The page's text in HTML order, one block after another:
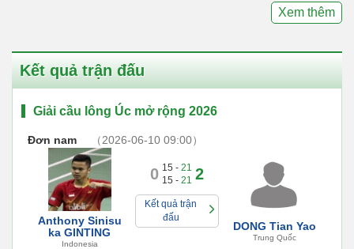
Xem thêm
Kết quả trận đấu
Giải cầu lông Úc mở rộng 2026
Đơn nam （2026-06-10 09:00）
Anthony Sinisu
ka GINTING
Indonesia
0 15 - 21
15 - 21 2
Kết quả trận
đấu
DONG Tian Yao
Trung Quốc